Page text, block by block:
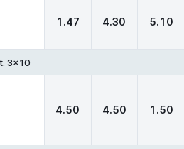
1.47 4.30 5.10
3x10
4.50 4.50 1.50